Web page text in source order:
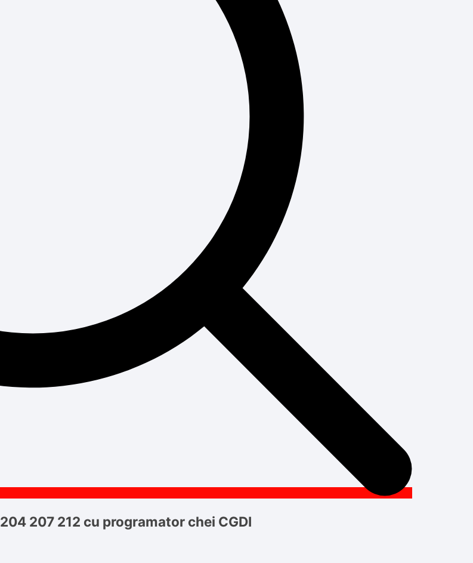
207 212 cu programator chei CGDI